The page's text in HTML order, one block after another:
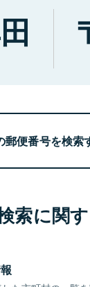
郵便番号を検索
索に関